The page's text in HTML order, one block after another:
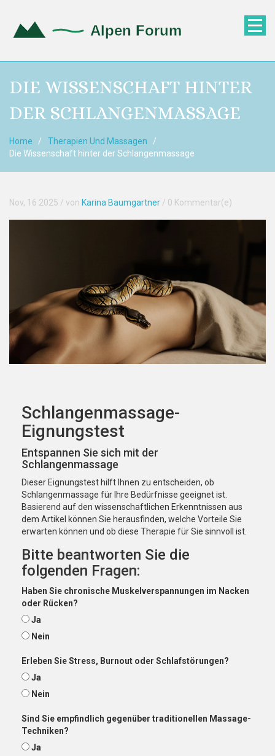
DIE WISSENSCHAFT HINTER
DER SCHLANGENMASSAGE
Home
Therapien Und Massagen
Die Wissenschaft hinter der Schlangenmassage
Nov, 16 2025 / von Karina Baumgartner / 0 Kommentar(e)
Schlangenmassage-
Eignungstest
Entspannen Sie sich mit der
Schlangenmassage
Dieser Eignungstest hilft Ihnen zu entscheiden, ob
Schlangenmassage für Ihre Bedürfnisse geeignet ist.
Basierend auf den wissenschaftlichen Erkenntnissen aus
dem Artikel können Sie herausfinden, welche Vorteile Sie
erwarten können und ob diese Therapie für Sie sinnvoll ist.
Bitte beantworten Sie die
folgenden Fragen:
Haben Sie chronische Muskelverspannungen im Nacken
oder Rücken?
Ja
Nein
Erleben Sie Stress, Burnout oder Schlafstörungen?
Ja
Nein
Sind Sie empfindlich gegenüber traditionellen Massage-
Techniken?
Ja